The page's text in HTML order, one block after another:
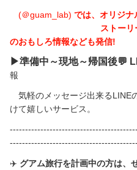
(＠guam_lab) では、オリジナ
ストーリーズではリ
のおもしろ情報なども発信!
▶︎準備中～現地～帰国後💬
報
気軽のメッセージ出来るLINE
けて嬉しいサービス。
✈️ グアム旅行を計画中の方は、